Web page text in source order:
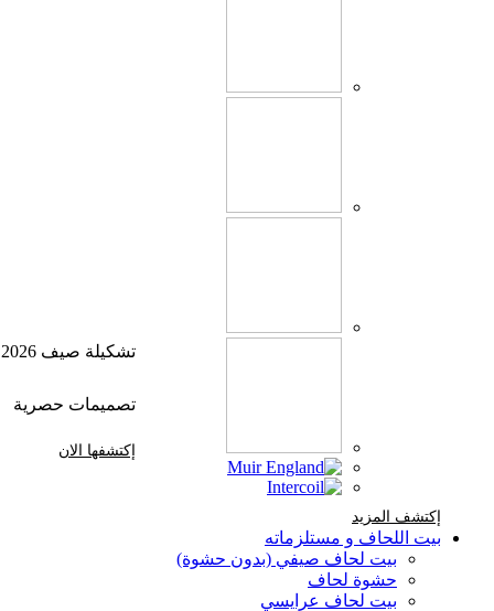
إكتشف المزيد
تشكيلة صيف 2026
تصميمات حصرية
إكتشفها الان
بيت اللحاف و مستلزماته
بيت لحاف صيفي (بدون حشوة)
حشوة لحاف
بيت لحاف عرايسي